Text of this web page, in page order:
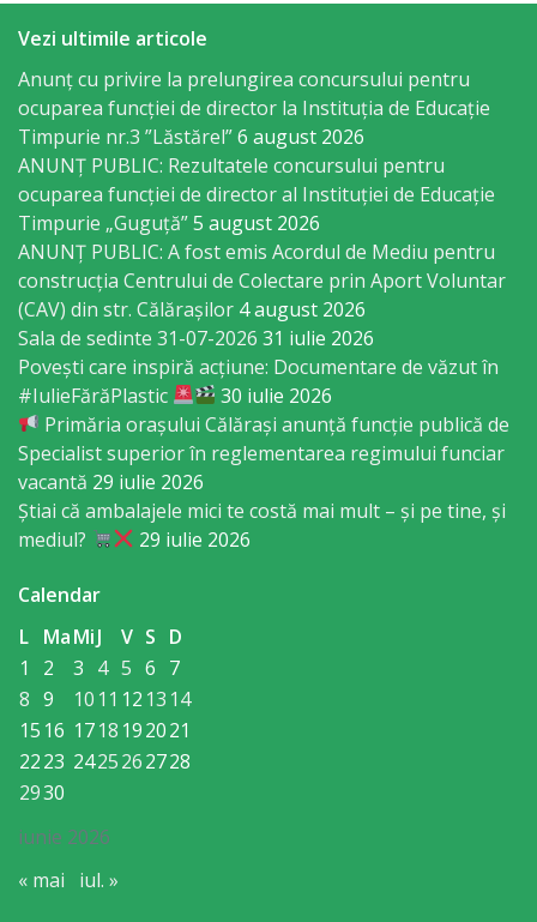
de
decizii
Deciziile
Consiliului
Consiliul
de
tineret
Activitatea
primăriei
Instituții
subordonate
IET
Lăstărel
IET
Guguță
DoReMiCii
Vezi ultimile articole
Anunț cu privire la prelungirea concursului pentru
ocuparea funcţiei de director la Instituția de Educație
Timpurie nr.3 ”Lăstărel”6 august 2026
ANUNȚ PUBLIC: Rezultatele concursului pentru
ocuparea funcției de director al Instituției de Educație
Timpurie „Guguță”5 august 2026
ANUNȚ PUBLIC: A fost emis Acordul de Mediu pentru
construcția Centrului de Colectare prin Aport Voluntar
(CAV) din str. Călărașilor 4 august 2026
Sala de sedinte 31-07-2026 31 iulie 2026
Povești care inspiră acțiune: Documentare de văzut în
#IulieFărăPlastic
30 iulie 2026
Primăria orașului Călărași anunță funcție publică de
Specialist superior în reglementarea regimului funciar
vacantă 29 iulie 2026
Știai că ambalajele mici te costă mai mult – și pe tine, și
mediul?
29 iulie 2026
Calendar
iunie 2026
L MaMiJ V S D
1
2 3 4 5 6 7
8 9 10 11 12 13 14
15 16 1718 192021
2223 2425262728
2930
« mai iul. »